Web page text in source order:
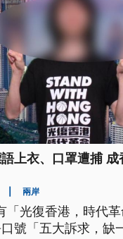
上衣、口罩遭捕 成
兩岸
「光復香港，時代
號「五大訴求，缺